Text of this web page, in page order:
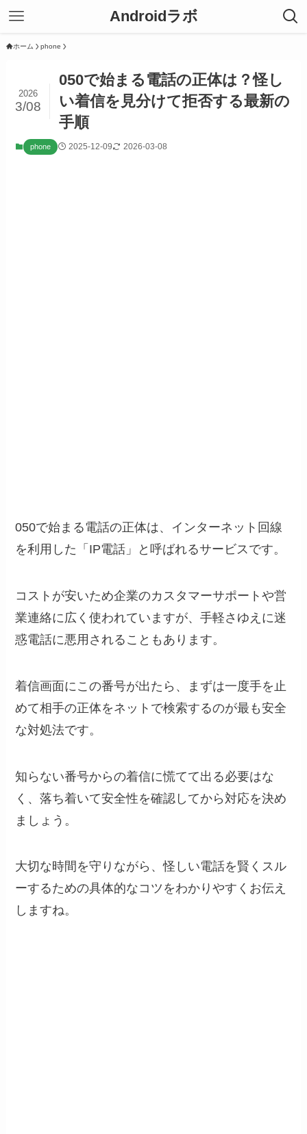
Androidラボ
ホーム phone
050で始まる電話の正体は？怪し
い着信を見分けて拒否する最新の
手順
2026
3/08
phone 2025-12-09 2026-03-08
050で始まる電話の正体は、インターネット回線
を利用した「IP電話」と呼ばれるサービスです。
コストが安いため企業のカスタマーサポートや営
業連絡に広く使われていますが、手軽さゆえに迷
惑電話に悪用されることもあります。
着信画面にこの番号が出たら、まずは一度手を止
めて相手の正体をネットで検索するのが最も安全
な対処法です。
知らない番号からの着信に慌てて出る必要はな
く、落ち着いて安全性を確認してから対応を決め
ましょう。
大切な時間を守りながら、怪しい電話を賢くスル
ーするための具体的なコツをわかりやすくお伝え
しますね。